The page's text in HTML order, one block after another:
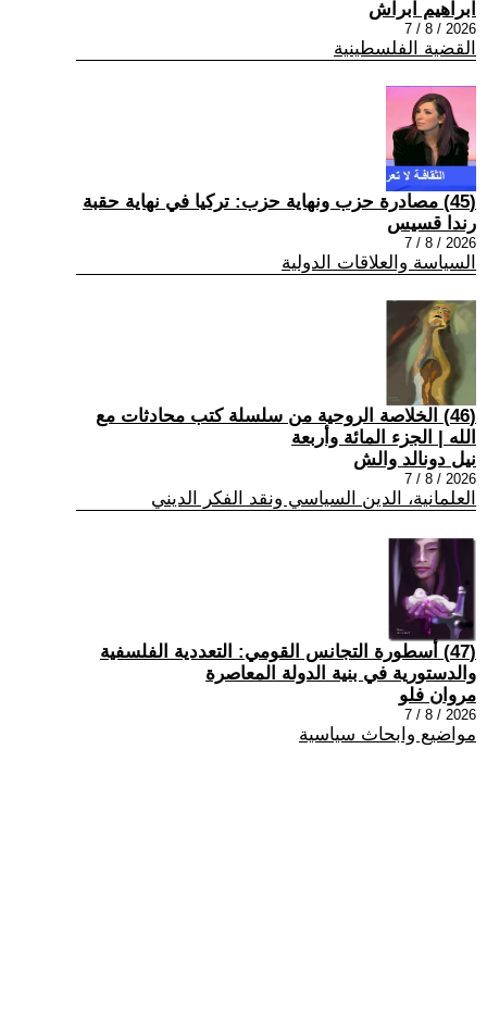
ابراهيم ابراش
2026 / 8 / 7
القضية الفلسطينية
(45) مصادرة حزب ونهاية حزب: تركيا في نهاية حقبة
رندا قسيس
2026 / 8 / 7
السياسة والعلاقات الدولية
(46) الخلاصة الروحية من سلسلة كتب محادثات مع
الله | الجزء المائة وأربعة
نيل دونالد والش
2026 / 8 / 7
العلمانية، الدين السياسي ونقد الفكر الديني
(47) أسطورة التجانس القومي: التعددية الفلسفية
والدستورية في بنية الدولة المعاصرة
مروان فلو
2026 / 8 / 7
مواضيع وابحاث سياسية